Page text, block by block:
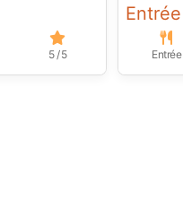
5 / 5
Entrée
Entrée